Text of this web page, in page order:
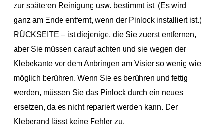
zur späteren Reinigung usw. bestimmt ist. (Es wird
ganz am Ende entfernt, wenn der Pinlock installiert ist.)
RÜCKSEITE – ist diejenige, die Sie zuerst entfernen,
aber Sie müssen darauf achten und sie wegen der
Klebekante vor dem Anbringen am Visier so wenig wie
möglich berühren. Wenn Sie es berühren und fettig
werden, müssen Sie das Pinlock durch ein neues
ersetzen, da es nicht repariert werden kann. Der
Kleberand lässt keine Fehler zu.